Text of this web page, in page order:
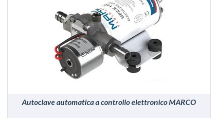
VEDI
Autoclave automatica a controllo elettronico MARCO